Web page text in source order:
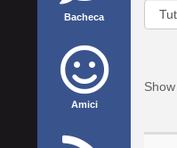
Bacheca
Amici
Show